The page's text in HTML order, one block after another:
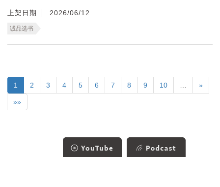
上架日期 2026/06/12
诚品选书
1 2 3 4 5 6 7 8 9 10 »
»»